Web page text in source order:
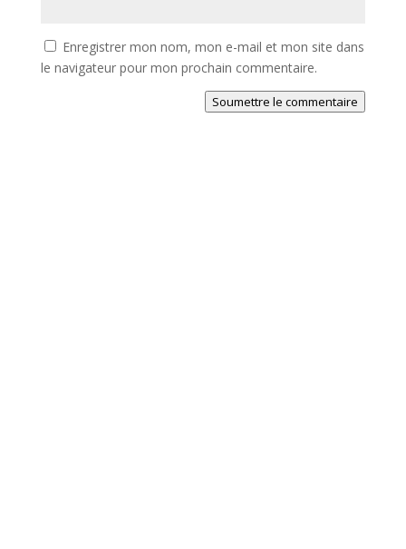
Enregistrer mon nom, mon e-mail et mon site dans
le navigateur pour mon prochain commentaire.
Soumettre le commentaire